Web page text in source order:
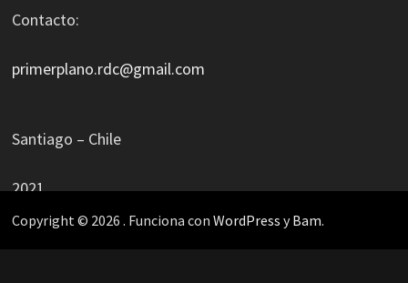
Contacto:
primerplano.rdc@gmail.com
Santiago – Chile
2021
Copyright © 2026 . Funciona con WordPress yBam.